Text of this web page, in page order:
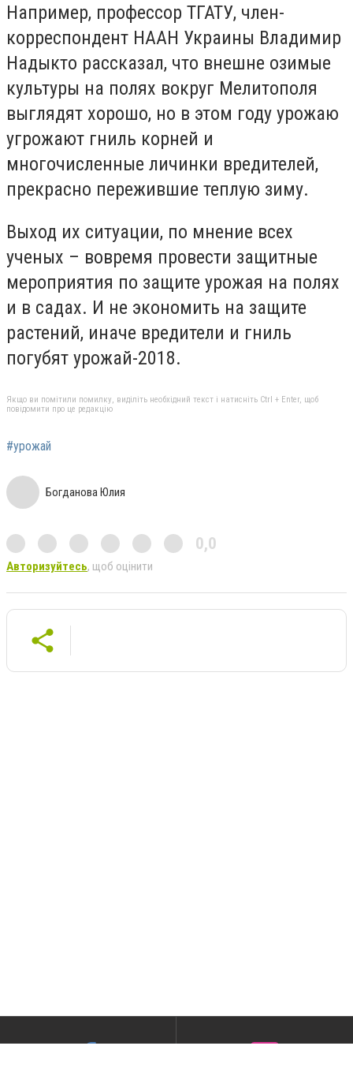
Например, профессор ТГАТУ, член-
корреспондент НААН Украины Владимир
Надыкто рассказал, что внешне озимые
культуры на полях вокруг Мелитополя
выглядят хорошо, но в этом году урожаю
угрожают гниль корней и
многочисленные личинки вредителей,
прекрасно пережившие теплую зиму.
Выход их ситуации, по мнение всех
ученых – вовремя провести защитные
мероприятия по защите урожая на полях
и в садах. И не экономить на защите
растений, иначе вредители и гниль
погубят урожай-2018.
Якщо ви помітили помилку, виділіть необхідний текст і натисніть Ctrl + Enter, щоб
повідомити про це редакцію
#урожай
Богданова Юлия
0,0
Авторизуйтесь, щоб оцінити